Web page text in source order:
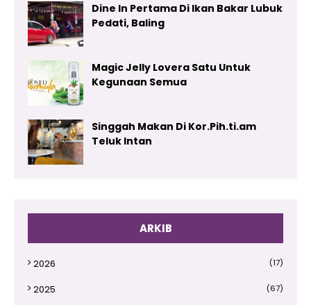
Dine In Pertama Di Ikan Bakar Lubuk
Pedati, Baling
Magic Jelly Lovera Satu Untuk
Kegunaan Semua
Singgah Makan Di Kor.Pih.ti.am
Teluk Intan
ARKIB
2026 (17)
2025 (67)